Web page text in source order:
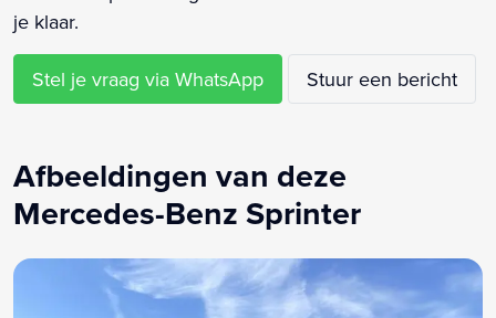
Zijschuifdeur rechts
Zijwind assistent
Airco met elektronische regeling
Bluetooth telefoonvoorbereiding
MP3 aansluiting
je klaar.
Stel je vraag via WhatsApp Stuur een bericht
Afbeeldingen van deze
Mercedes-Benz Sprinter